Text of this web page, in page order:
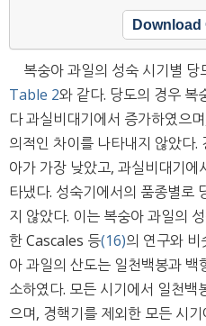
복숭아 과일의 성숙 시기별
Table 2와 같다. 당도의 경우 복
다 과실비대기에서 증가하였으
의적인 차이를 나타내지 않았다
아가 가장 낮았고, 과실비대기
타냈다. 성숙기에서의 품종별로
지 않았다. 이는 복숭아 과일의
한 Cascales 등(16)의 연구와 비
아 과일의 산도는 일천백봉과
소하였다. 모든 시기에서 일천백
으며, 경핵기를 제외한 모든 시